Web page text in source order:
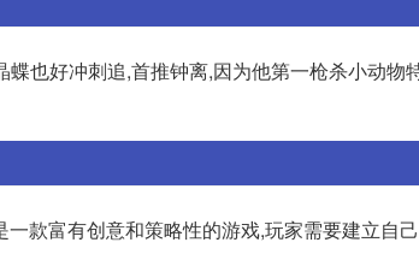
也好冲刺追,首推钟离,因为他第一枪杀小动物
款富有创意和策略性的游戏,玩家需要建立自